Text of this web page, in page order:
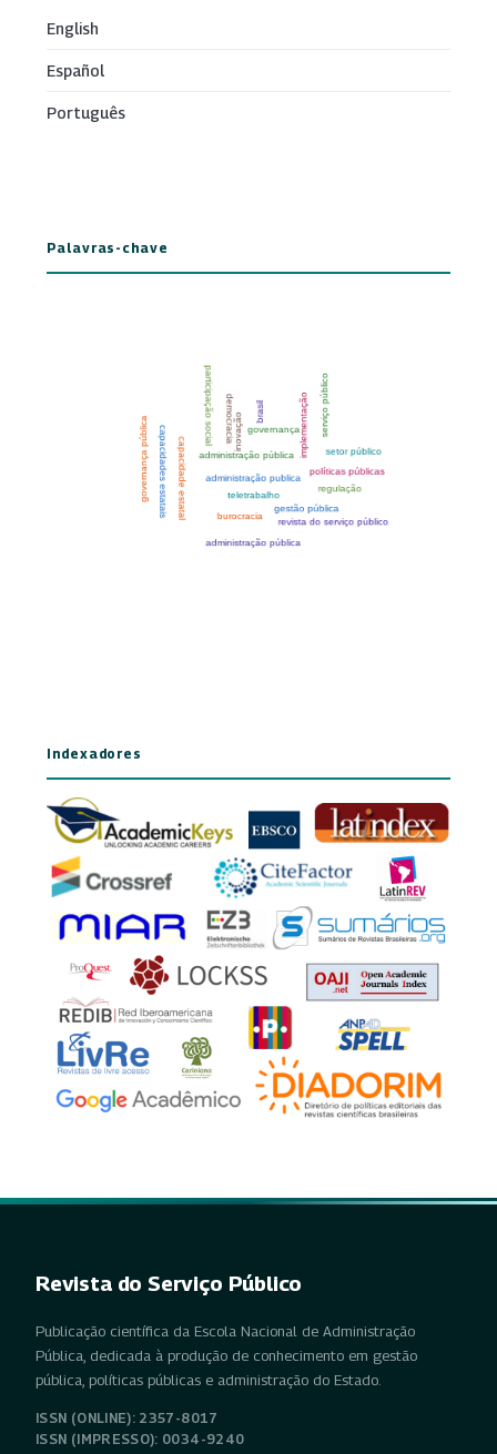
English
Español
Português
Palavras-chave
Indexadores
Revista do Serviço Público
Publicação científica da Escola Nacional de Administração
Pública, dedicada à produção de conhecimento em gestão
pública, políticas públicas e administração do Estado.
ISSN (ONLINE): 2357-8017
ISSN (IMPRESSO): 0034-9240